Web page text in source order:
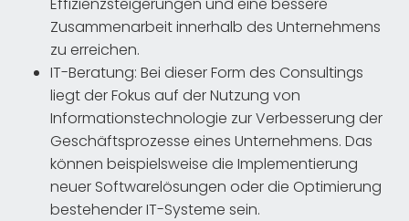
Zusammenarbeit innerhalb des Unternehmens
zu erreichen.
IT-Beratung: Bei dieser Form des Consultings
liegt der Fokus auf der Nutzung von
Informationstechnologie zur Verbesserung der
Geschäftsprozesse eines Unternehmens. Das
können beispielsweise die Implementierung
neuer Softwarelösungen oder die Optimierung
bestehender IT-Systeme sein.